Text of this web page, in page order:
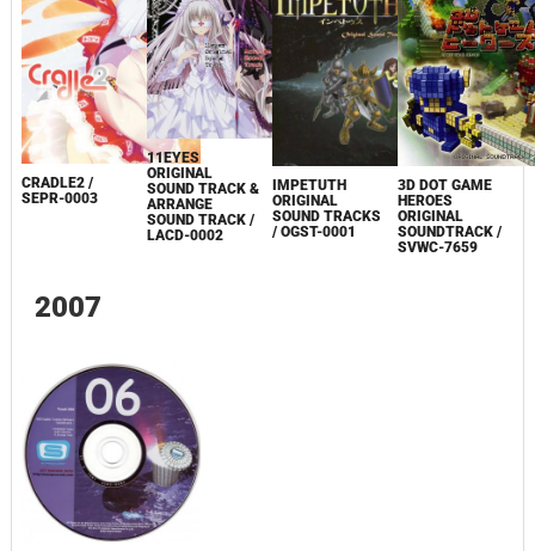
CRADLE2 /
SEPR-0003
11EYES
ORIGINAL
SOUND TRACK &
ARRANGE
SOUND TRACK /
LACD-0002
IMPETUTH
ORIGINAL
SOUND TRACKS
/ OGST-0001
3D DOT GAME
HEROES
ORIGINAL
SOUNDTRACK /
SVWC-7659
2007